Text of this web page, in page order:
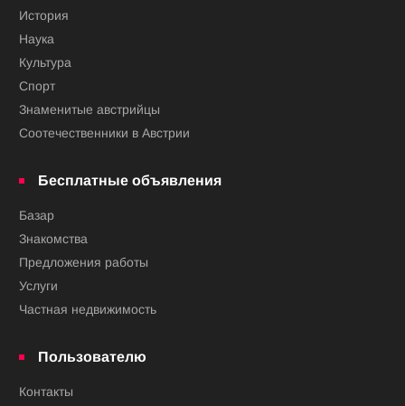
История
Наука
Культура
Спорт
Знаменитые австрийцы
Соотечественники в Австрии
Бесплатные объявления
Базар
Знакомства
Предложения работы
Услуги
Частная недвижимость
Пользователю
Контакты